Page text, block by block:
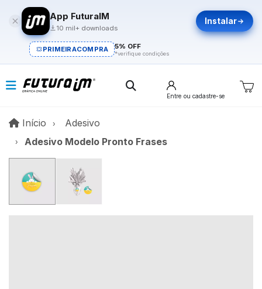
App FuturaIM
10 mil+ downloads
Instalar
PRIMEIRACOMPRA 5% OFF
*verifique condições
Entre ou cadastre-se
Início InícioAdesivo
Adesivo Modelo Pronto Frases